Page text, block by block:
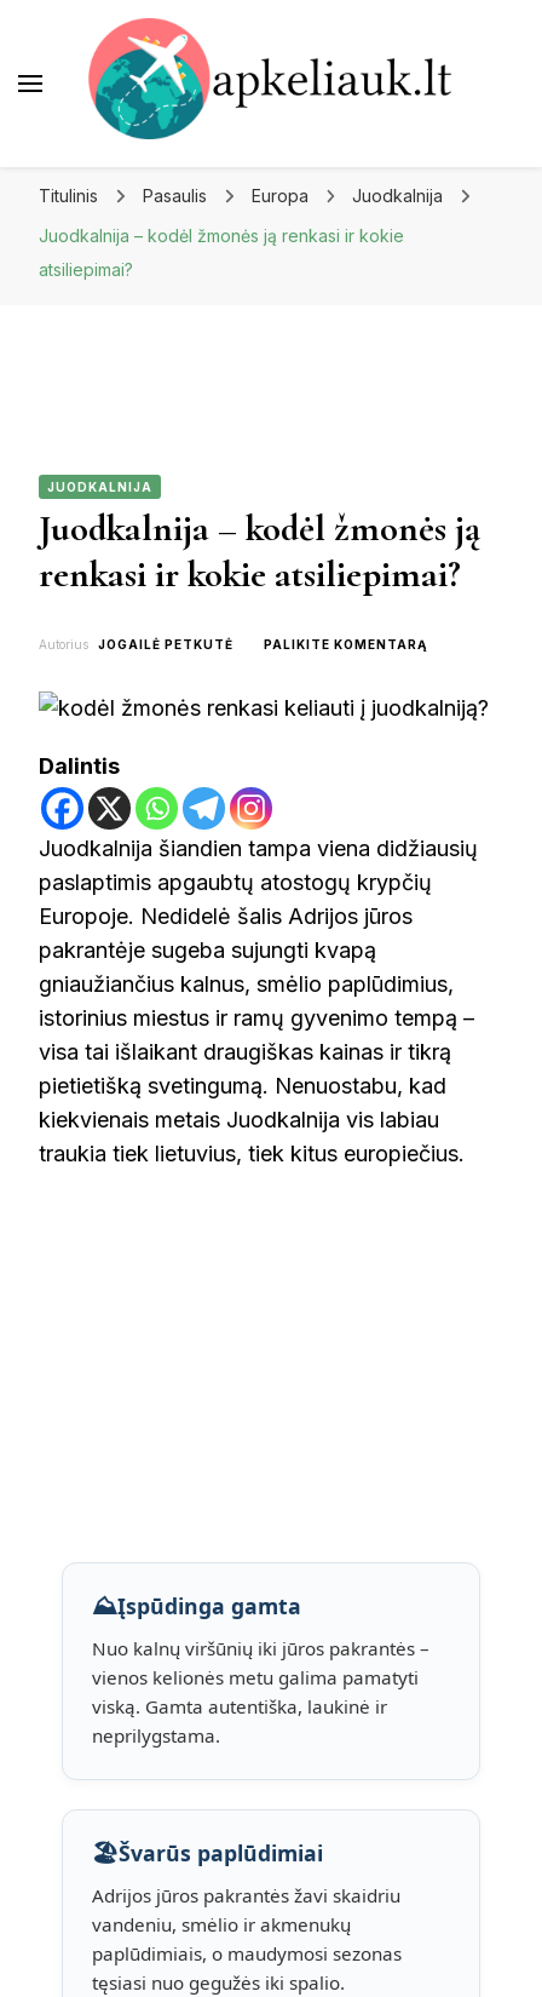
Titulinis Pasaulis Europa
Juodkalnija
Juodkalnija – kodėl žmonės ją renkasi ir kokie
atsiliepimai?
JUODKALNIJA
Juodkalnija – kodėl žmonės ją
renkasi ir kokie atsiliepimai?
Autorius JOGAILĖ PETKUTĖ PALIKITE KOMENTARĄ
KODĖL
ATSILIEPIMAI?
Dalintis
Juodkalnija šiandien tampa viena didžiausių
paslaptimis apgaubtų atostogų krypčių
Europoje. Nedidelė šalis Adrijos jūros
pakrantėje sugeba sujungti kvapą
gniaužiančius kalnus, smėlio paplūdimius,
istorinius miestus ir ramų gyvenimo tempą –
visa tai išlaikant draugiškas kainas ir tikrą
pietietišką svetingumą. Nenuostabu, kad
kiekvienais metais Juodkalnija vis labiau
traukia tiek lietuvius, tiek kitus europiečius.
⛰️Įspūdinga gamta
Nuo kalnų viršūnių iki jūros pakrantės –
vienos kelionės metu galima pamatyti
viską. Gamta autentiška, laukinė ir
neprilygstama.
🏖️Švarūs paplūdimiai
Adrijos jūros pakrantės žavi skaidriu
vandeniu, smėlio ir akmenukų
paplūdimiais, o maudymosi sezonas
tęsiasi nuo gegužės iki spalio.